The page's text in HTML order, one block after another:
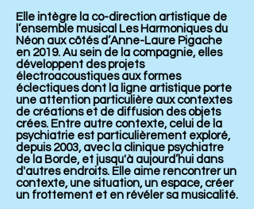
Elle intègre la co-direction artistique de
l’ensemble musical Les Harmoniques du
Néon aux côtés d’Anne-Laure Pigache
en 2019. Au sein de la compagnie, elles
développent des projets
électroacoustiques aux formes
éclectiques dont la ligne artistique porte
une attention particulière aux contextes
de créations et de diffusion des objets
crées. Entre autre contexte, celui de la
psychiatrie est particulièrement exploré,
depuis 2003, avec la clinique psychiatre
de la Borde, et jusqu'à aujourd’hui dans
d'autres endroits. Elle aime rencontrer un
contexte, une situation, un espace, créer
un frottement et en révéler sa musicalité.